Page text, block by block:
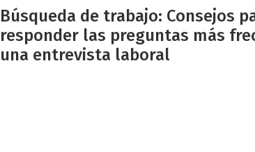
Búsqueda de trabajo: Consejos
responder las preguntas más
una entrevista laboral